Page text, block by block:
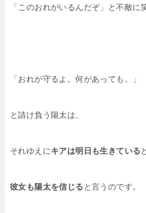
「このおれがいるんだぞ」と不敵に
「おれが守るよ。何があっても。」
と請け負う陽太は、
それゆえにキアは明日も生きている
彼女も陽太を信じる と言うのです。